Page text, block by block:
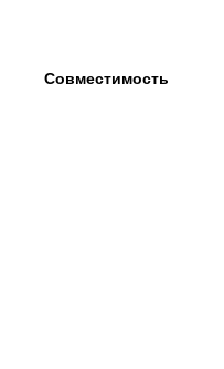
Совместимость